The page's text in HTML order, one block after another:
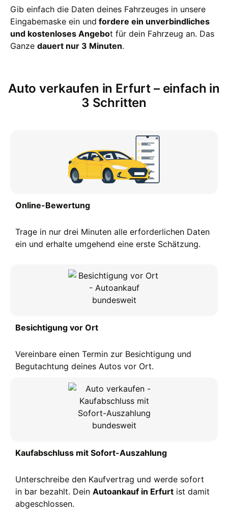
Gib einfach die Daten deines Fahrzeuges in unsere
Eingabemaske ein und fordere ein unverbindliches
und kostenloses Angebot für dein Fahrzeug an. Das
Ganze dauert nur 3 Minuten.
Auto verkaufen in Erfurt – einfach in
3 Schritten
Online-Bewertung
Trage in nur drei Minuten alle erforderlichen Daten
ein und erhalte umgehend eine erste Schätzung.
Besichtigung vor Ort
Vereinbare einen Termin zur Besichtigung und
Begutachtung deines Autos vor Ort.
Kaufabschluss mit Sofort-Auszahlung
Unterschreibe den Kaufvertrag und werde sofort
in bar bezahlt. Dein Autoankauf in Erfurt ist damit
abgeschlossen.